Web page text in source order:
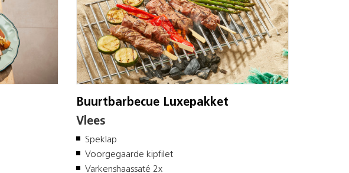
Buurtbarbecue Luxepakket
Vlees
Speklap
Voorgegaarde kipfilet
Varkenshaassaté 2x